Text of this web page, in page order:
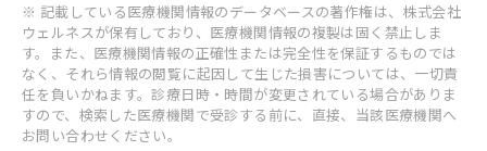
※ 記載している医療機関情報のデータベースの著作権は、株式会社
ウェルネスが保有しており、医療機関情報の複製は固く禁止しま
す。また、医療機関情報の正確性または完全性を保証するものでは
なく、それら情報の閲覧に起因して生じた損害については、一切責
任を負いかねます。診療日時・時間が変更されている場合がありま
すので、検索した医療機関で受診する前に、直接、当該医療機関へ
お問い合わせください。